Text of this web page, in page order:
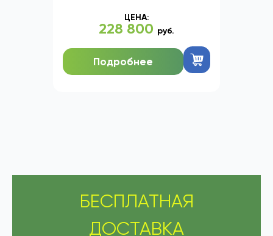
ЦЕНА:
228 800 руб.
Подробнее
БЕСПЛАТНАЯ
ДОСТАВКА